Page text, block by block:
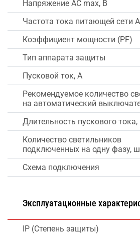
Напряжение AC max, В
Частота тока питающей сети
Коэффициент мощности (PF)
Тип аппарата защиты
Пусковой ток, А
Рекомендуемое количество
на автоматический
Длительность пускового
Количество светильников
подключенных на одну фазу,
Схема подключения
Эксплуатационные
IP (Степень защиты)